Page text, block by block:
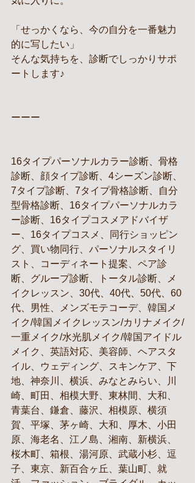
「せっかくなら、今の自分を一番魅力
的に写したい」
そんな気持ちを、診断でしっかりサポ
ートします♪
ーーー
16タイプパーソナルカラー診断、骨格
診断、顔タイプ診断、4シーズン診断、
7タイプ診断、7タイプ骨格診断、自分
型骨格診断、16タイプパーソナルカラ
ー診断、16タイプコスメアドバイザ
ー、16タイプコスメ、同行ショッピン
グ、買い物同行、パーソナルスタイリ
スト、コーディネート提案、ペア診
断、グループ診断、トータル診断、メ
イクレッスン、30代、40代、50代、60
代、男性、メンズモテコーデ、韓国メ
イク/韓国メイクレッスン/カリナメイク/
一重メイク/水光肌メイク/韓国アイドル
メイク、英語対応、美容師、ヘアスタ
イル、ウェディング、スキンケア、下
地、神奈川、横浜、みなとみらい、川
崎、町田、相模大野、東林間、大和、
青葉台、鎌倉、藤沢、相模原、横須
賀、平塚、茅ヶ崎、大和、厚木、小田
原、海老名、江ノ島、湘南、新横浜、
桜木町、箱根、湯河原、武蔵小杉、逗
子、東京、新百合ヶ丘、葉山町、就